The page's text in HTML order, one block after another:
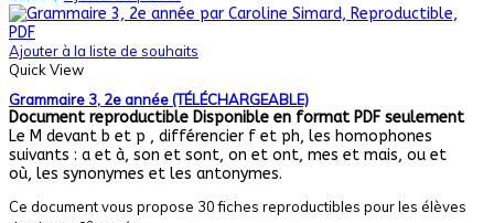
Ajouter à la liste de souhaits
Quick View
Grammaire 3, 2e année (TÉLÉCHARGEABLE)
Document reproductible Disponible en format PDF seulement
Le M devant b et p , différencier f et ph, les homophones
suivants : a et à, son et sont, on et ont, mes et mais, ou et
où, les synonymes et les antonymes.
Ce document vous propose 30 fiches reproductibles pour les élèves